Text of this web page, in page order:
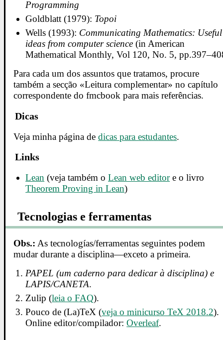
Programming
Goldblatt (1979): Topoi
Wells (1993): Communicating Mathematics: Useful
ideas from computer science (in American
Mathematical Monthly, Vol 120, No. 5,
Para cada um dos assuntos que tratamos, procure
também a secção «Leitura complementar» no capítulo
correspondente do fmcbook para mais referências.
Dicas
Veja minha página dedicas para estudantes.
Links
Lean (veja também oLean web editore o livro
Theorem Proving in Lean)
Tecnologias e ferramentas
Obs.: As tecnologías/ferramentas seguintes podem
mudar durante a disciplina—exceto a primeira.
PAPEL (um caderno para dedicar à disciplina) e
LAPIS/CANETA.
Zulip (leia o FAQ).
Pouco de (La)TeX (veja o minicurso TeX 2018.2).
Online editor/compilador:Overleaf.